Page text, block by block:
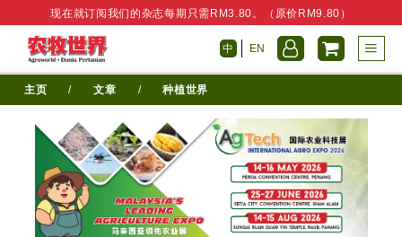
现在就订阅我们的杂志每期只需RM3.80。（原价RM9.80）
中 EN
主页 / 文章 / 种植世界